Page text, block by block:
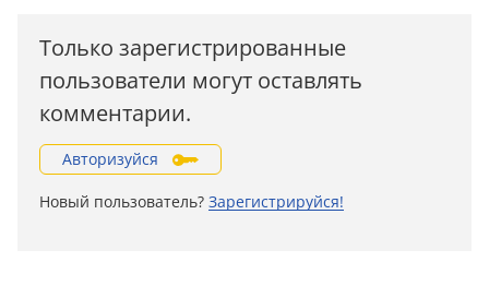
Только зарегистрированные
пользователи могут оставлять
комментарии.
Авторизуйся
Новый пользователь? Зарегистрируйся!